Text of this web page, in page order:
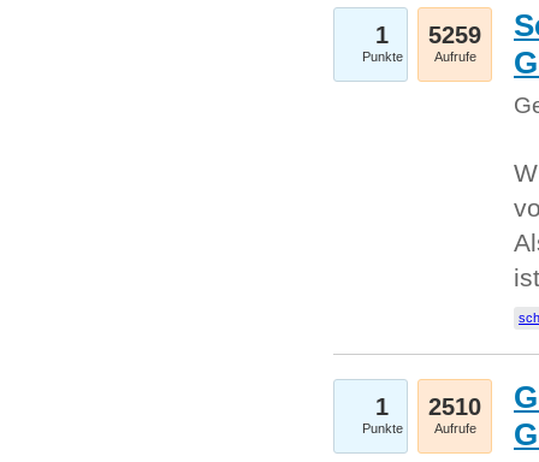
1
Punkte
5259
Aufrufe
1
Punkte
2510
Aufrufe